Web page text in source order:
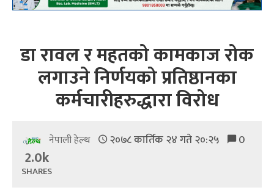
डा रावल र महतको कामकाज रोक
लगाउने निर्णयको प्रतिष्ठानका
कर्मचारीहरुद्धारा विरोध
नेपाली हेल्थ २०७८ कार्तिक २४ गते २०:२५ 0
2.0k
SHARES